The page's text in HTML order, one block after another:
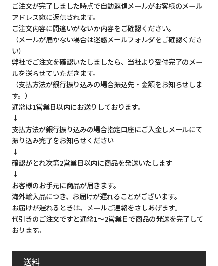
ご注文が完了しました時点で自動返信メールがお客様のメール
アドレス宛に返信されます。
ご注文内容に間違いがないか内容をご確認ください。
（メールが届かない場合は迷惑メールフォルダをご確認くださ
い）
弊社でご注文を確認いたしましたら、当社より受付完了のメー
ルを送らせていただきます。
（支払方法が銀行振り込みの場合振込先・金額をお知らせしま
す。）
通常は1営業日以内にお送りしております。
↓
支払方法が銀行振り込みの場合指定口座にご入金しメールにて
振り込み完了をお知らせください
↓
確認がとれ次第2営業日以内に商品を発送いたします
↓
お客様のお手元に商品が届きます。
海外輸入品につき、お届けが遅れることがございます。
お届けが遅れるときは、メールご連絡をさしあげます。
代引きのご注文ですと通常1～2営業日で商品の発送を完了して
おります。
送料